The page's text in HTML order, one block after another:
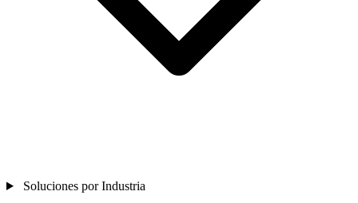
Soluciones por Industria